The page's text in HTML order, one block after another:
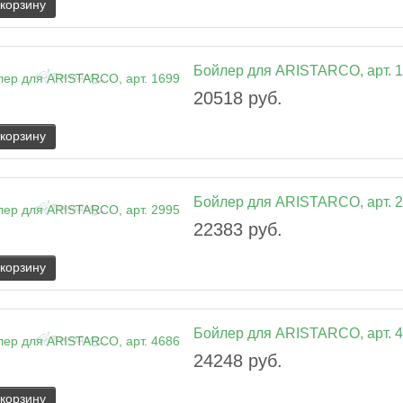
Бойлер для ARISTARCO, арт.
20518 руб.
Бойлер для ARISTARCO, арт.
22383 руб.
Бойлер для ARISTARCO, арт.
24248 руб.